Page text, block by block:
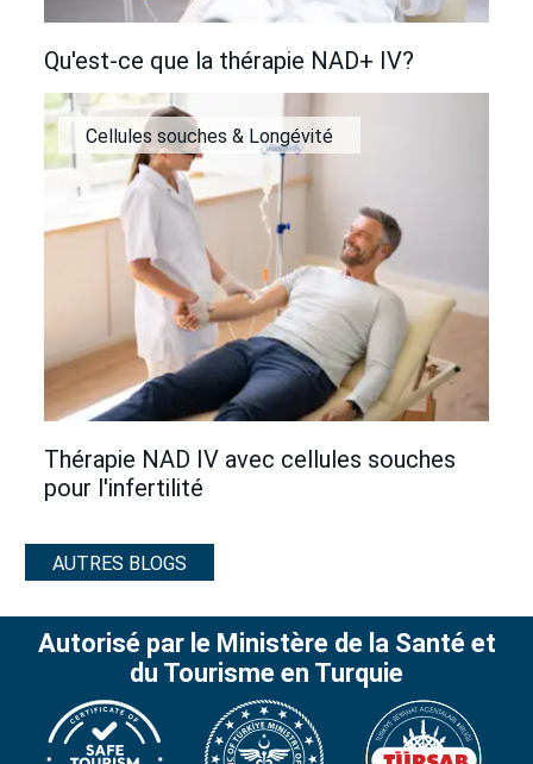
Qu'est-ce que la thérapie NAD+ IV?
Thérapie NAD IV avec cellules souches
pour l'infertilité
Cellules souches & Longévité
AUTRES BLOGS
Autorisé par le Ministère de la Santé et
du Tourisme en Turquie